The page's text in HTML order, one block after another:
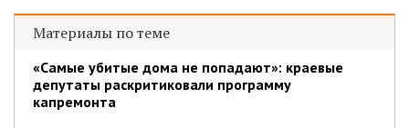
Материалы по теме
«Самые убитые дома не попадают»: краевые
депутаты раскритиковали программу
капремонта